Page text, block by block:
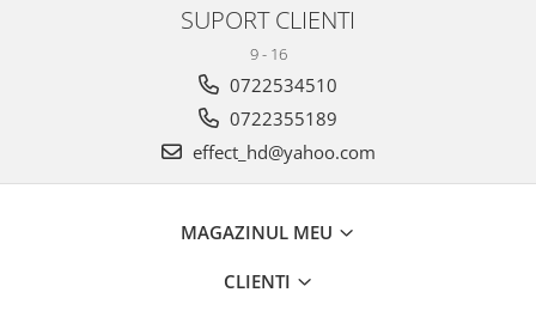
SUPORT CLIENTI
9 - 16
0722534510
0722355189
effect_hd@yahoo.com
MAGAZINUL MEU
CLIENTI